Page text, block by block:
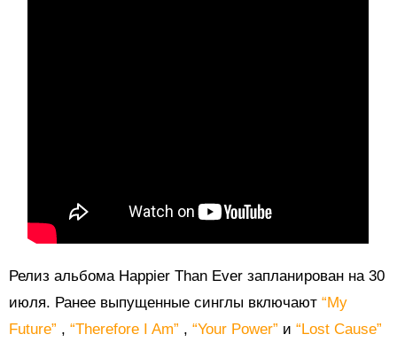
Релиз альбома Happier Than Ever запланирован на 30
июля. Ранее выпущенные синглы включают “My
Future” , “Therefore I Am” , “Your Power” и “Lost Cause”